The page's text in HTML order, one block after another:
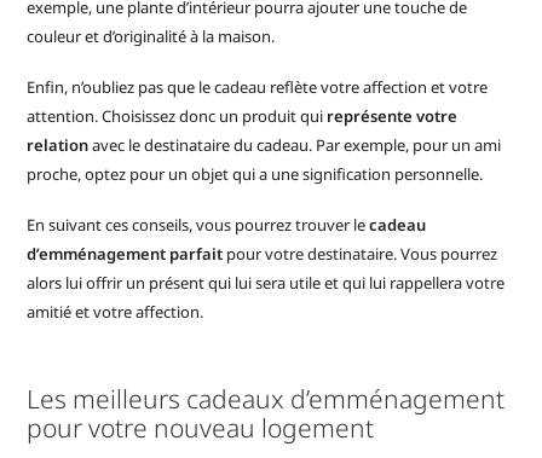
exemple, une plante d’intérieur pourra ajouter une touche de
couleur et d’originalité à la maison.
Enfin, n’oubliez pas que le cadeau reflète votre affection et votre
attention. Choisissez donc un produit qui représente votre
relationavec le destinataire du cadeau. Par exemple, pour un ami
proche, optez pour un objet qui a une signification personnelle.
En suivant ces conseils, vous pourrez trouver lecadeau
d’emménagement parfait pour votre destinataire. Vous pourrez
alors lui offrir un présent qui lui sera utile et qui lui rappellera votre
amitié et votre affection.
Les meilleurs cadeaux d’emménagement
pour votre nouveau logement